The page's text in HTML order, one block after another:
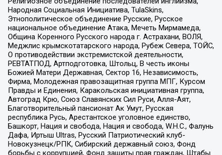
Народная Социальная Инициатива, TulaSkins,
Этнополитическое объединение Русские, Русское
национальное объединение Атака, Мечеть Мирмамеда,
Община Коренного Русского народа г. Астрахани, ВОЛЯ,
Меджлис крымскотатарского народа, Рубеж Севера, ТОЙС,
О противодействии экстремистской деятельности,
РЕВТАТПОД, Артподготовка, Штольц, В честь иконы
Божией Матери Державная, Сектор 16, Независимость,
Фирма, Молодежная правозащитная группа МПГ, Курсом
Правды и Единения, Каракольская инициативная группа,
Автоград Крю, Союз Славянских Сил Руси, Алля-Аят,
Благотворительный пансионат Ак Умут, Русская
республика Русь, Арестантское уголовное единство,
Башкорт, Нация и свобода, Нация и свобода, W.H.С., Фалунь
Дафа, Иртыш Ultras, Русский Патриотический клуб-
Новокузнецк/РПК, Сибирский державный союз, Фонд
борьбы с коррупцией, Фонд защиты прав граждан, Штабы